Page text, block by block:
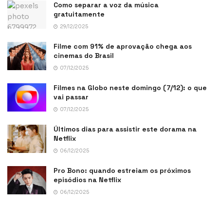
Como separar a voz da música
gratuitamente
29/12/2025
Filme com 91% de aprovação chega aos
cinemas do Brasil
07/12/2025
Filmes na Globo neste domingo (7/12): o que
vai passar
07/12/2025
Últimos dias para assistir este dorama na
Netflix
06/12/2025
Pro Bono: quando estreiam os próximos
episódios na Netflix
06/12/2025